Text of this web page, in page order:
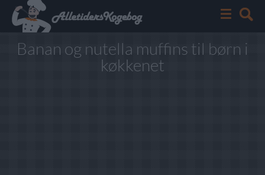
Banan og nutella muffins til børn i
køkkenet